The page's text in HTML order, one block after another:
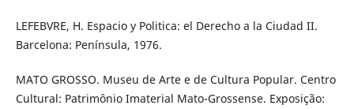
LEFEBVRE, H. Espacio y Politica: el Derecho a la Ciudad II.
Barcelona: Península, 1976.
MATO GROSSO. Museu de Arte e de Cultura Popular. Centro
Cultural: Patrimônio Imaterial Mato-Grossense. Exposição: